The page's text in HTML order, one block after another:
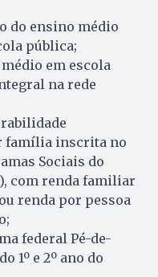
do ensino médio
pública;
em escola
na rede
família inscrita no
Sociais do
com renda familiar
renda por pessoa
federal Pé-de-
1º e 2º ano do